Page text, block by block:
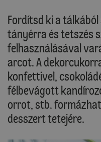
Fordítsd ki a
tányérra és tetszés
felhasználásával
arcot. A
konfettivel,
félbevágott
orrot, stb.
desszert tetejére.